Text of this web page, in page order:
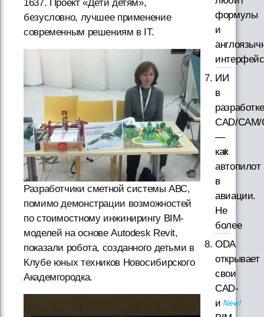
1637. Проект «Дети детям»,
безусловно, лучшее применение
современным решениям в IT.
Разработчики сметной системы АВС,
помимо демонстрации возможностей
по стоимостному инжинирингу BIM-
моделей на основе Autodesk Revit,
показали робота, созданного детьми в
Клубе юных техников Новосибирского
Академгородка.
формулы
и
ИИ
в
разработке
CAD/
—
как
автопилот
в
авиации.
Не
более
ODA
открывает
свои
CAD-
и